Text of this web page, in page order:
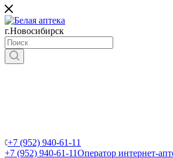
г.Новосибирск
+7 (952) 940-61-11
+7 (952) 940-61-11Оператор интернет-